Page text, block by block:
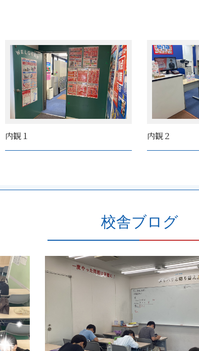
内観１ 内観２
校舎ブログ